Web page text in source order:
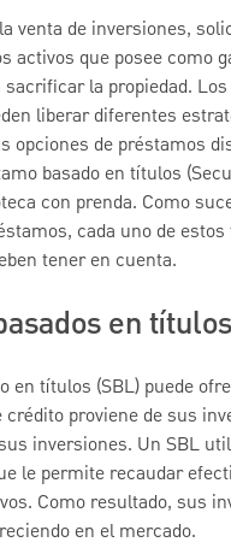
venta de inversiones,
activos que posee como
la propiedad.
liberar diferentes
opciones de préstamos
basado en títulos
con prenda. Como
cada uno de
tener en cuenta.
en títulos
en títulos (SBL) puede
proviene de sus
inversiones. Un SBL
le permite recaudar
Como resultado, sus
en el mercado.